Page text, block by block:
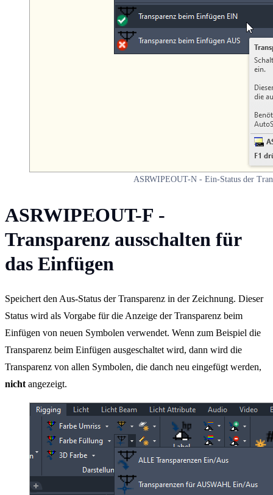
ASRWIPEOUT-N - Ein-Status der
ASRWIPEOUT-F -
Transparenz ausschalten für
das Einfügen
Speichert den Aus-Status der Transparenz in der Zeichnung. Dieser
Status wird als Vorgabe für die Anzeige der Transparenz beim
Einfügen von neuen Symbolen verwendet. Wenn zum Beispiel die
Transparenz beim Einfügen ausgeschaltet wird, dann wird die
Transparenz von allen Symbolen, die danch neu eingefügt werden,
nicht angezeigt.